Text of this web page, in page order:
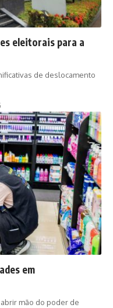
eleitorais para a
de deslocamento
em
mão do poder de